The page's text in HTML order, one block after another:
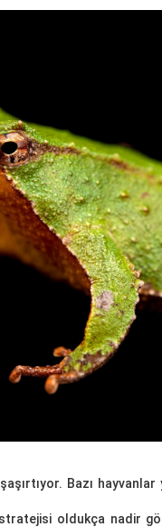
Bazı hayvanlar
oldukça nadir
Bir Dünya
15 Kanıtı
Beslemek
Güncel Durum,
1 Hafta Boyunca
Kutudan Bakın
İletişim Bilgileri